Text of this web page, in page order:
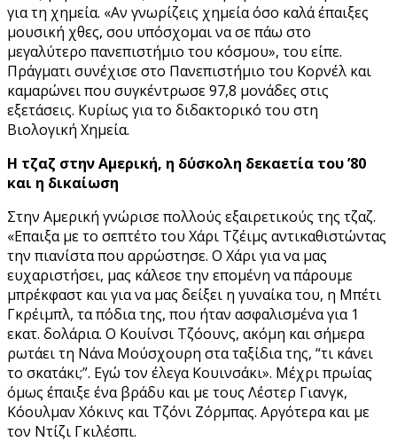
για τη χημεία. «Αν γνωρίζεις χημεία όσο καλά έπαιξες
μουσική χθες, σου υπόσχομαι να σε πάω στο
μεγαλύτερο πανεπιστήμιο του κόσμου», του είπε.
Πράγματι συνέχισε στο Πανεπιστήμιο του Κορνέλ και
καμαρώνει που συγκέντρωσε 97,8 μονάδες στις
εξετάσεις. Κυρίως για το διδακτορικό του στη
Βιολογική Χημεία.
Η τζαζ στην Αμερική, η δύσκολη δεκαετία του ’80
και η δικαίωση
Στην Αμερική γνώρισε πολλούς εξαιρετικούς της τζαζ.
«Επαιξα με το σεπτέτο του Χάρι Τζέιμς αντικαθιστώντας
την πιανίστα που αρρώστησε. Ο Χάρι για να μας
ευχαριστήσει, μας κάλεσε την επομένη να πάρουμε
μπρέκφαστ και για να μας δείξει η γυναίκα του, η Μπέτι
Γκρέιμπλ, τα πόδια της, που ήταν ασφαλισμένα για 1
εκατ. δολάρια. Ο Κουίνσι Τζόουνς, ακόμη και σήμερα
ρωτάει τη Νάνα Μούσχουρη στα ταξίδια της, “τι κάνει
το σκατάκι;”. Εγώ τον έλεγα Κουινσάκι». Μέχρι πρωίας
όμως έπαιξε ένα βράδυ και με τους Λέστερ Γιανγκ,
Κόουλμαν Χόκινς και Τζόνι Ζόρμπας. Αργότερα και με
τον Ντίζι Γκιλέσπι.